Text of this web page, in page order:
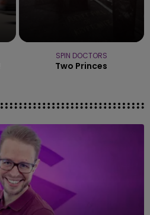
SPIN DOCTORS
Two Princes